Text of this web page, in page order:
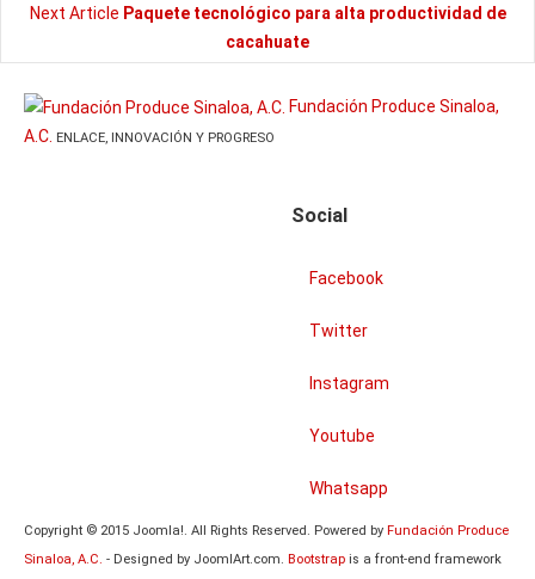
Next Article Paquete tecnológico para alta productividad de
cacahuate
Fundación Produce Sinaloa,
A.C. ENLACE, INNOVACIÓN Y PROGRESO
Social
Facebook
Twitter
Instagram
Youtube
Whatsapp
Copyright © 2015 Joomla!. All Rights Reserved. Powered by Fundación Produce
Sinaloa, A.C. - Designed by JoomlArt.com. Bootstrap is a front-end framework